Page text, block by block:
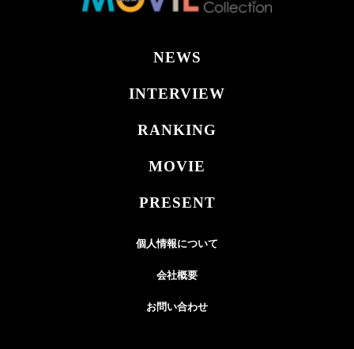
NEWS
INTERVIEW
RANKING
MOVIE
PRESENT
個人情報について
会社概要
お問い合わせ